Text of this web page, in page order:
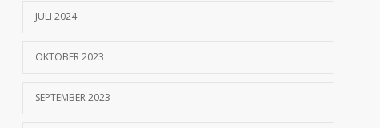
JULI 2024
OKTOBER 2023
SEPTEMBER 2023